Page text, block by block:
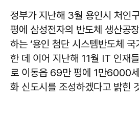
정부가 지난해 3월 용인시 처인
평에 삼성전자의 반도체 생산공
하는 ‘용인 첨단 시스템반도체 국
한 데 이어 지난해 11월 IT 인재
로 이동읍 69만 평에 1만6000
화 신도시를 조성하겠다고 밝힌